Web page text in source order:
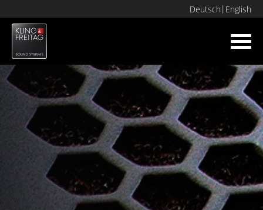
Deutsch English